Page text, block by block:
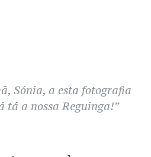
Sónia, a esta fotografia
tá a nossa Reguinga!”